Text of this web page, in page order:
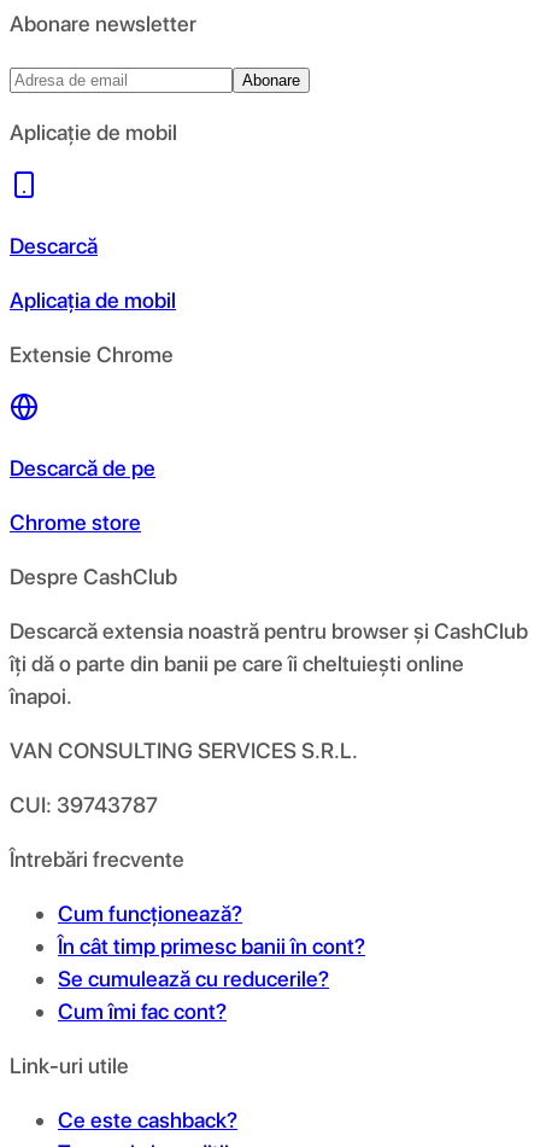
Abonare newsletter
Abonare
Aplicație de mobil
Descarcă
Aplicația de mobil
Extensie Chrome
Descarcă de pe
Chrome store
Despre CashClub
Descarcă extensia noastră pentru browser și CashClub
îți dă o parte din banii pe care îi cheltuiești online
înapoi.
VAN CONSULTING SERVICES S.R.L.
CUI: 39743787
Întrebări frecvente
Cum funcționează?
În cât timp primesc banii în cont?
Se cumulează cu reducerile?
Cum îmi fac cont?
Link-uri utile
Ce este cashback?